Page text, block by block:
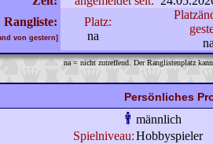
Rangliste:
von gestern]
Platz:
na
na = nicht zutreffend. Der Ranglistenplatz
Persönliches
männlich
Spielniveau:Hobbyspieler